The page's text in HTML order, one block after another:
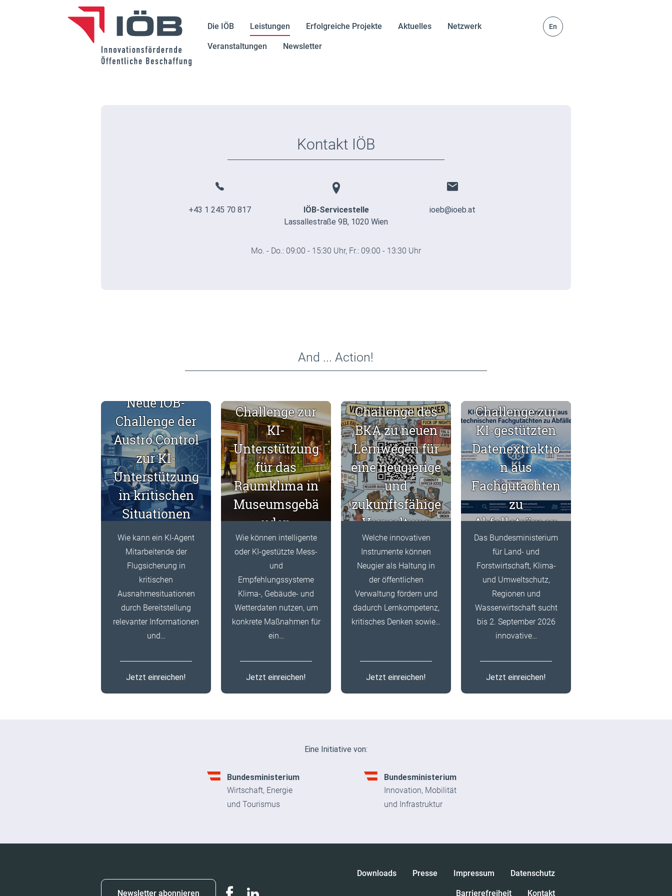
Die IÖB Leistungen Erfolgreiche Projekte Aktuelles Netzwerk
Veranstaltungen Newsletter
En
Kontakt IÖB
+43 1 245 70 817
IÖB-Servicestelle
Lassallestraße 9B, 1020 Wien
ioeb@ioeb.at
Mo. - Do.: 09:00 - 15:30 Uhr, Fr.: 09:00 - 13:30 Uhr
And ... Action!
Auflistung der Newsbeiträge:
Neue IÖB-
Challenge der
Austro Control
zur KI-
Unterstützung
in kritischen
Situationen
Wie kann ein KI-Agent
Mitarbeitende der
Flugsicherung in
kritischen
Ausnahmesituationen
durch Bereitstellung
relevanter Informationen
und…
Jetzt einreichen!
Challenge zur
KI-
Unterstützung
für das
Raumklima in
Museumsgebä
uden
Wie können intelligente
oder KI-gestützte Mess-
und
Empfehlungssysteme
Klima-, Gebäude- und
Wetterdaten nutzen, um
konkrete Maßnahmen für
ein…
Jetzt einreichen!
Challenge des
BKA zu neuen
Lernwegen für
eine neugierige
und
zukunftsfähige
Verwaltung
Welche innovativen
Instrumente können
Neugier als Haltung in
der öffentlichen
Verwaltung fördern und
dadurch Lernkompetenz,
kritisches Denken sowie…
Jetzt einreichen!
Challenge zur
KI-gestützten
Datenextraktio
n aus
Fachgutachten
zu
Abfallströmen
Das Bundesministerium
für Land- und
Forstwirtschaft, Klima-
und Umweltschutz,
Regionen und
Wasserwirtschaft sucht
bis 2. September 2026
innovative…
Jetzt einreichen!
Eine Initiative von:
Bundesministerium
Wirtschaft, Energie
und Tourismus
Bundesministerium
Innovation, Mobilität
und Infrastruktur
Newsletter abonnieren
Downloads Presse Impressum Datenschutz
Barrierefreiheit Kontakt